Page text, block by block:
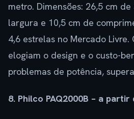
metro. Dimensões: 26,5 cm
largura e 10,5 cm de
4,6 estrelas no Mercado Livre.
elogiam o design e o custo-
problemas de potência,
8. Philco PAQ2000B – a partir